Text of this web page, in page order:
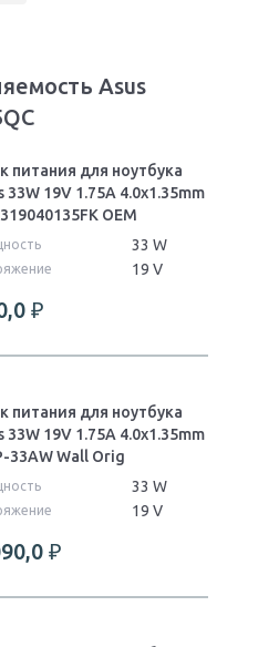
Asus
питания для ноутбука
33W 19V 1.75A 4.0x1.35mm
OEM
33 W
19 V
₽
питания для ноутбука
33W 19V 1.75A 4.0x1.35mm
33AW Wall Orig
33 W
19 V
₽